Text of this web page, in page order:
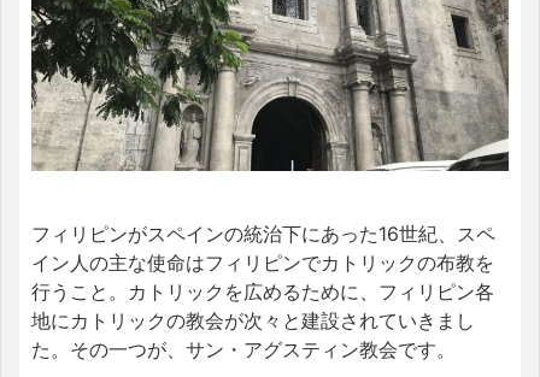
フィリピンがスペインの統治下にあった16世紀、スペ
イン人の主な使命はフィリピンでカトリックの布教を
行うこと。カトリックを広めるために、フィリピン各
地にカトリックの教会が次々と建設されていきまし
た。その一つが、サン・アグスティン教会です。